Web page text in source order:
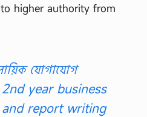
higher authority from
যোগাযোগ
year business
report writing